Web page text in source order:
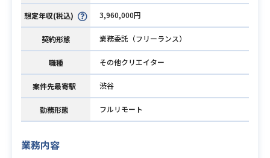
想定年収(税込) 3,960,000円
契約形態 業務委託（フリーランス）
職種 その他クリエイター
案件先最寄駅 渋谷
勤務形態 フルリモート
業務内容